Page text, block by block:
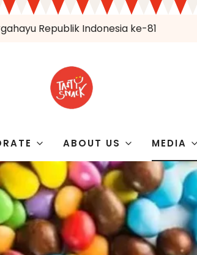
Republik Indonesia ke-81
ABOUT US MEDIA